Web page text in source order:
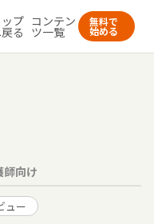
ップ
る
コンテン
ツ一覧
無料で
始める
師向け
ュー